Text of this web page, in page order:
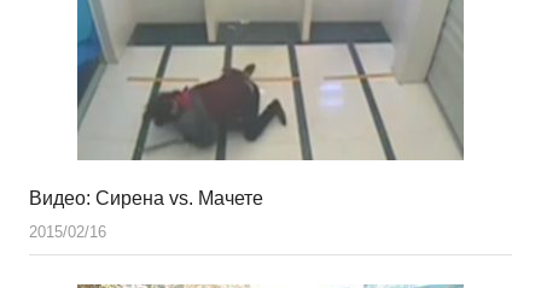
Видео: Сирена vs. Мачете
2015/02/16